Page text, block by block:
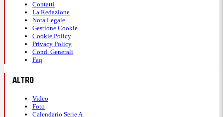
Contatti
La Redazione
Nota Legale
Gestione Cookie
Cookie Policy
Privacy Policy
Cond. Generali
Faq
ALTRO
Video
Foto
Calendario Serie A